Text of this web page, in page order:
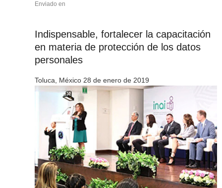
Enviado en
Indispensable, fortalecer la capacitación
en materia de protección de los datos
personales
Toluca, México 28 de enero de 2019